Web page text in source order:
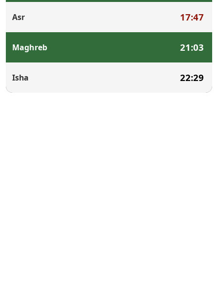
Asr 17:47
Maghreb 21:03
Isha 22:29